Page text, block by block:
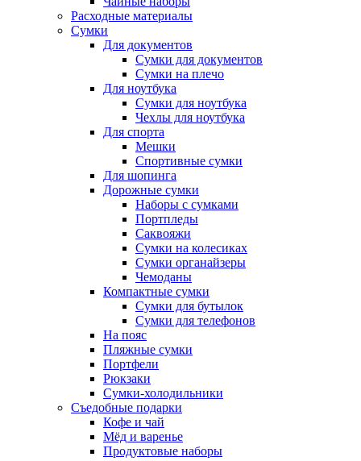
Расходные материалы
Сумки
Для документов
Сумки для документов
Сумки на плечо
Для ноутбука
Сумки для ноутбука
Чехлы для ноутбука
Для спорта
Мешки
Спортивные сумки
Для шопинга
Дорожные сумки
Наборы с сумками
Портпледы
Саквояжи
Сумки на колесиках
Сумки органайзеры
Чемоданы
Компактные сумки
Сумки для бутылок
Сумки для телефонов
На пояс
Пляжные сумки
Портфели
Рюкзаки
Сумки-холодильники
Съедобные подарки
Кофе и чай
Мёд и варенье
Продуктовые наборы